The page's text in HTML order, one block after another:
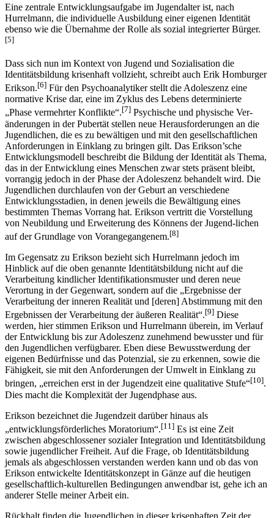
Eine zentrale Entwicklungsaufgabe im Jugendalter ist, nach
Hurrelmann, die indivi­duelle Ausbildung einer eigenen Identität
ebenso wie die Übernahme der Rolle als sozial integrierter Bürger.
[5]
Dass sich nun im Kontext von Jugend und Sozialisation die
Identitätsbildung krisenhaft vollzieht, schreibt auch Erik Homburger
Erikson.[6] Für den Psycho­analytiker stellt die Adoleszenz eine
normative Krise dar, eine im Zyklus des Lebens determinierte
„Phase vermehrter Konflikte“.[7] Psychische und physische Ver-
änderungen in der Pubertät stellen neue Herausforderungen an die
Jugendlichen, die es zu bewältigen und mit den gesellschaftlichen
Anforderungen in Einklang zu bringen gilt. Das Erikson’sche
Entwicklungsmodell beschreibt die Bildung der Identität als Thema,
das in der Entwicklung eines Menschen zwar stets präsent bleibt,
vorrangig jedoch in der Phase der Adoleszenz behandelt wird. Die
Jugendlichen durchlaufen von der Geburt an verschiedene
Entwicklungs­stadien, in denen jeweils die Bewältigung eines
bestimmten Themas Vor­rang hat. Erikson vertritt die Vorstellung
von Neubildung und Erweiterung des Könnens der Jugend-lichen
auf der Grundlage von Vorangegan­ge­nem.[8]
Im Gegensatz zu Erikson bezieht sich Hurrelmann jedoch im
Hinblick auf die oben genannte Identitätsbildung nicht auf die
Verarbeitung kindlicher Identifikations­muster und deren neue
Verortung in der Gegenwart, sondern auf die „Ergebnisse der
Verarbeitung der inneren Realität und [deren] Abstimmung mit den
Ergebnissen der Verarbeitung der äußeren Realität“.[9] Diese
werden, hier stimmen Erikson und Hurrelmann überein, im Verlauf
der Entwicklung bis zur Adoleszenz zunehmend bewusster und für
den Jugendlichen verfügbarer. Eben diese Bewusstwerdung der
eigenen Bedürfnisse und das Potenzial, sie zu erkennen, sowie die
Fähig­keit, sie mit den Anforderungen der Umwelt in Einklang zu
bringen, „erreichen erst in der Jugendzeit eine qualitative Stufe“[10].
Dies macht die Komple­xität der Jugendphase aus.
Erikson bezeichnet die Jugendzeit darüber hinaus als
„entwicklungsförderliches Moratorium“.[11] Es ist eine Zeit
zwischen abgeschlossener sozialer Integration und Identitätsbildung
sowie jugend­licher Freiheit. Auf die Frage, ob Identitätsbildung
jemals als abgeschlos­sen verstanden werden kann und ob das von
Erikson entwickelte Identi­täts­konzept in Gänze auf die heutigen
gesellschaftlich-kulturellen Bedingungen anwendbar ist, gehe ich an
anderer Stelle meiner Arbeit ein.
Rückhalt finden die Jugendlichen in dieser krisenhaften Zeit der